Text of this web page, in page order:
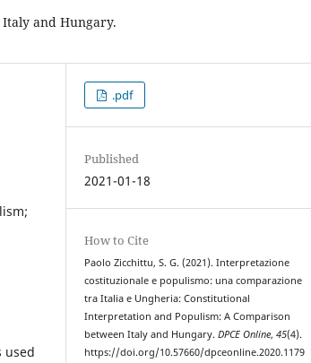
and Hungary.
used
.pdf
Published
2021-01-18
How to Cite
Paolo Zicchittu, S. G. (2021). Interpretazione
costituzionale e populismo: una comparazione
tra Italia e Ungheria: Constitutional
Interpretation and Populism: A Comparison
between Italy and Hungary.DPCE Online,45(4).
https://doi.org/10.57660/dpceonline.2020.1179